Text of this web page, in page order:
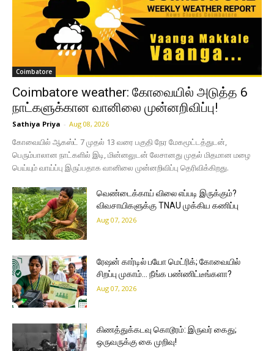
Coimbatore
Coimbatore weather: கோவையில் அடுத்த 6
நாட்களுக்கான வானிலை முன்னறிவிப்பு!
Sathiya Priya - Aug 08, 2026
கோவையில் ஆகஸ்ட் 7 முதல் 13 வரை பகுதி நேர மேகமூட்டத்துடன்,
பெரும்பாலான நாட்களில் இடி, மின்னலுடன் லேசானது முதல் மிதமான மழை
பெய்யும் வாய்ப்பு இருப்பதாக வானிலை முன்னறிவிப்பு தெரிவிக்கிறது.
வெண்டைக்காய் விலை எப்படி இருக்கும்?
விவசாயிகளுக்கு TNAU முக்கிய கணிப்பு
Aug 07, 2026
ரேஷன் கார்டில் பயோ மெட்ரிக்; கோவையில்
சிறப்பு முகாம்… நீங்க பண்ணிட்டீங்களா?
Aug 07, 2026
கிணத்துக்கடவு கொடூரம்: இருவர் கைது;
ஒருவருக்கு கை முறிவு!